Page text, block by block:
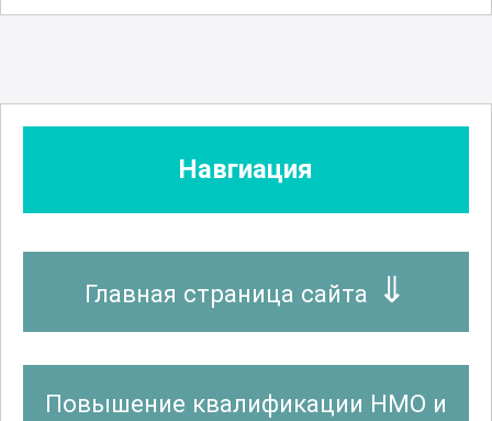
Навгиация
Главная страница сайта
Повышение квалификации НМО и